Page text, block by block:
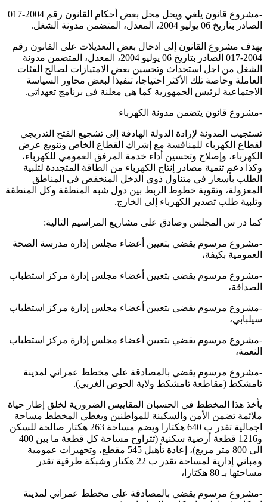
-مشروع قانون يلغي ويحل محل بعض أحكام القانون رقم 2004-017
الصادر بتاريخ 06 يوليو 2004، المعدل، المتضمن مدونة الشغل.
يهدف مشروع القانون إلى ادخال بعض التعديلات على القانون رقم
2004-017 الصادر بتاريخ 06 يوليو 2004، المعدل، المتضمن مدونة
الشغل من اجل استحداث وتحسين بعض الامتيازات لصالح الفئات
العاملة وخاصة تلك الأكثر احتياجا، تنفيذا لبعض محاور السياسة
الاجتماعية لرئيس الجمهورية كما هي معلنة في برنامج تعهداتي.
-مشروع قانون يتضمن مدونة الكهرباء
تستجيب المدونة لإرادة الدولة الهادفة إلى تشجيع الفتح التدريجي
لقطاع الكهرباء للمنافسة مع إشراك القطاع الخاص وتنويع عرض
الكهرباء، وإصلاح وتحسين أداء خدمة المرفق العمومي للكهرباء،
وكذا دعم تنمية مصادر إنتاج الكهرباء من الطاقة المتجددة لتلبية
الطلب بأسعار في متناول ذوي الدخل المنخفض في المناطق
المعزولة، وتقوية خطوط الربط بين دول شبه المنطقة وكل المنطقة
وتلبية طلب تصدير الكهرباء إلى الخارج.
كما در س المجلس وصادق على مشاريع المراسيم التالية:
-مشروع مرسوم يقضي بتعيين أعضاء مجلس إدارة مدرسة الصحة
العمومية بكيفة،
-مشروع مرسوم يقضي بتعيين أعضاء مجلس إدارة مركز استطباب
الصداقة،
-مشروع مرسوم يقضي بتعيين أعضاء مجلس إدارة مركز استطباب
سيلبابي،
-مشروع مرسوم يقضي بتعيين أعضاء مجلس إدارة مركز استطباب
النعمة،
-مشروع مرسوم يقضي بالمصادقة على مخطط عمراني لمدينة
تامشكط (مقاطعة تامشكط ولاية الحوض الغربي).
يأخذ هذا المخطط في الحسبان المقاييس الضرورية لخلق إطار حياة
ملائمة تضمن الأمن والسكينة للمواطنين ويغطي المخطط مساحة
اجمالية تقدر ب 640 هكتارا ويضم مساحة 263 هكتار صالحة للسكن
و1216 قطعة أرضية سكنية (تتراوح مساحة كل قطعة ما بين 400
الى 800 متر مربع)، إعادة تأهيل 545 مقطع، وتجهيزات عمومية
ومباني إدارية لمساحة تقدر ب 22 هكتار وشبكة طرقية تقدر
مساحتها بـ 80 هكتارا،
-مشروع مرسوم يقضي بالمصادقة على مخطط عمراني لمدينة